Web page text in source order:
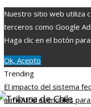
Nuestro sitio web utiliza
terceros como Google
Haga clic en el botón
Ok, Acepto
Trending
El impacto del sistema
alimentos esenciales